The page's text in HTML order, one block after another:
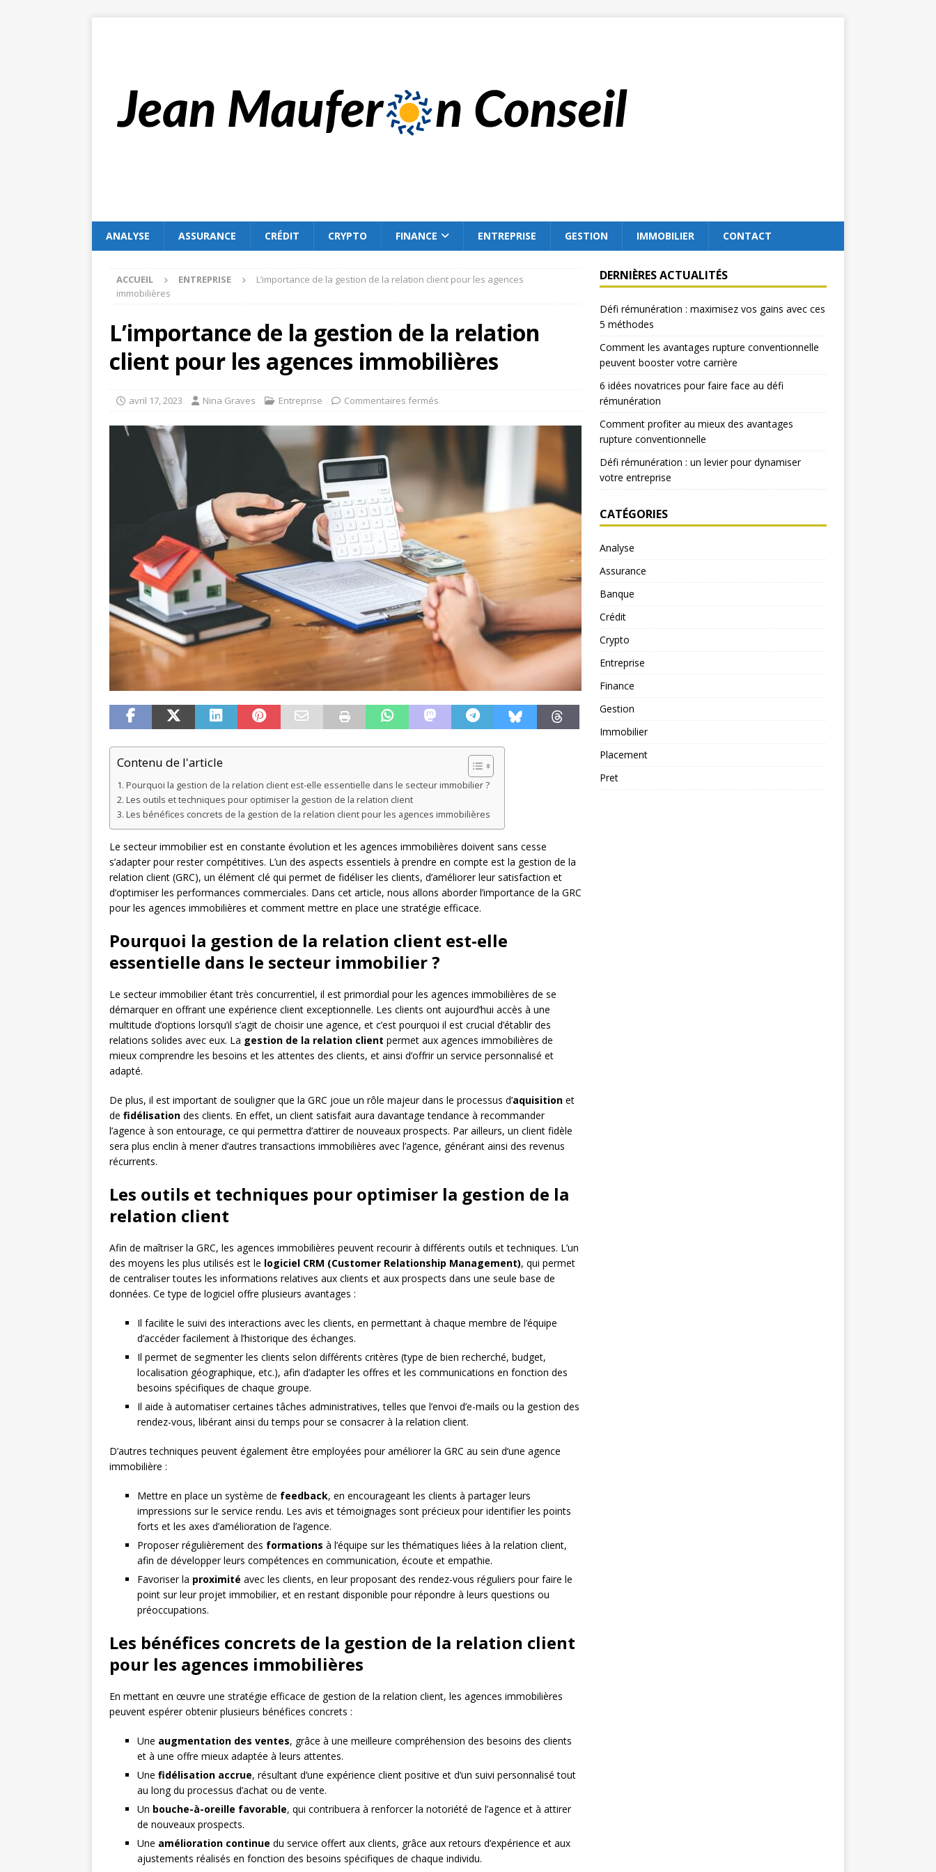
ANALYSE ASSURANCE CRÉDIT CRYPTO FINANCE ENTREPRISE GESTION IMMOBILIER CONTACT
ACCUEIL ENTREPRISE
L’importance de la gestion de la relation client pour les agences
immobilières
L’importance de la gestion de la relation
client pour les agences immobilières
avril 17, 2023 Nina Graves Entreprise Commentaires fermés
Contenu de l'article
Pourquoi la gestion de la relation client est-elle essentielle dans le secteur immobilier ?
Les outils et techniques pour optimiser la gestion de la relation client
Les bénéfices concrets de la gestion de la relation client pour les agences immobilières
Le secteur immobilier est en constante évolution et les agences immobilières doivent sans cesse
s’adapter pour rester compétitives. L’un des aspects essentiels à prendre en compte est la gestion de la
relation client (GRC), un élément clé qui permet de fidéliser les clients, d’améliorer leur satisfaction et
d’optimiser les performances commerciales. Dans cet article, nous allons aborder l’importance de la GRC
pour les agences immobilières et comment mettre en place une stratégie efficace.
Pourquoi la gestion de la relation client est-elle
essentielle dans le secteur immobilier ?
Le secteur immobilier étant très concurrentiel, il est primordial pour les agences immobilières de se
démarquer en offrant une expérience client exceptionnelle. Les clients ont aujourd’hui accès à une
multitude d’options lorsqu’il s’agit de choisir une agence, et c’est pourquoi il est crucial d’établir des
relations solides avec eux. La gestion de la relation client permet aux agences immobilières de
mieux comprendre les besoins et les attentes des clients, et ainsi d’offrir un service personnalisé et
adapté.
De plus, il est important de souligner que la GRC joue un rôle majeur dans le processus d’aquisition et
de fidélisation des clients. En effet, un client satisfait aura davantage tendance à recommander
l’agence à son entourage, ce qui permettra d’attirer de nouveaux prospects. Par ailleurs, un client fidèle
sera plus enclin à mener d’autres transactions immobilières avec l’agence, générant ainsi des revenus
récurrents.
Les outils et techniques pour optimiser la gestion de la
relation client
Afin de maîtriser la GRC, les agences immobilières peuvent recourir à différents outils et techniques. L’un
des moyens les plus utilisés est le logiciel CRM (Customer Relationship Management), qui permet
de centraliser toutes les informations relatives aux clients et aux prospects dans une seule base de
données. Ce type de logiciel offre plusieurs avantages :
Il facilite le suivi des interactions avec les clients, en permettant à chaque membre de l’équipe
d’accéder facilement à l’historique des échanges.
Il permet de segmenter les clients selon différents critères (type de bien recherché, budget,
localisation géographique, etc.), afin d’adapter les offres et les communications en fonction des
besoins spécifiques de chaque groupe.
Il aide à automatiser certaines tâches administratives, telles que l’envoi d’e-mails ou la gestion des
rendez-vous, libérant ainsi du temps pour se consacrer à la relation client.
D’autres techniques peuvent également être employées pour améliorer la GRC au sein d’une agence
immobilière :
Mettre en place un système de feedback, en encourageant les clients à partager leurs
impressions sur le service rendu. Les avis et témoignages sont précieux pour identifier les points
forts et les axes d’amélioration de l’agence.
Proposer régulièrement des formations à l’équipe sur les thématiques liées à la relation client,
afin de développer leurs compétences en communication, écoute et empathie.
Favoriser la proximité avec les clients, en leur proposant des rendez-vous réguliers pour faire le
point sur leur projet immobilier, et en restant disponible pour répondre à leurs questions ou
préoccupations.
Les bénéfices concrets de la gestion de la relation client
pour les agences immobilières
En mettant en œuvre une stratégie efficace de gestion de la relation client, les agences immobilières
peuvent espérer obtenir plusieurs bénéfices concrets :
Une augmentation des ventes, grâce à une meilleure compréhension des besoins des clients
et à une offre mieux adaptée à leurs attentes.
Une fidélisation accrue, résultant d’une expérience client positive et d’un suivi personnalisé tout
au long du processus d’achat ou de vente.
Un bouche-à-oreille favorable, qui contribuera à renforcer la notoriété de l’agence et à attirer
de nouveaux prospects.
Une amélioration continue du service offert aux clients, grâce aux retours d’expérience et aux
ajustements réalisés en fonction des besoins spécifiques de chaque individu.
DERNIÈRES ACTUALITÉS
Défi rémunération : maximisez vos gains avec ces
5 méthodes
Comment les avantages rupture conventionnelle
peuvent booster votre carrière
6 idées novatrices pour faire face au défi
rémunération
Comment profiter au mieux des avantages
rupture conventionnelle
Défi rémunération : un levier pour dynamiser
votre entreprise
CATÉGORIES
Analyse
Assurance
Banque
Crédit
Crypto
Entreprise
Finance
Gestion
Immobilier
Placement
Pret